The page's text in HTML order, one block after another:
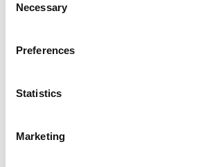
Selection
Necessary
Preferences
Statistics
Marketing